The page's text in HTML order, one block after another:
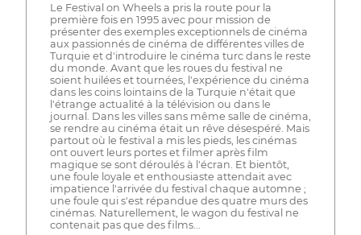
Le Festival on Wheels a pris la route pour la
première fois en 1995 avec pour mission de
présenter des exemples exceptionnels de cinéma
aux passionnés de cinéma de différentes villes de
Turquie et d'introduire le cinéma turc dans le reste
du monde. Avant que les roues du festival ne
soient huilées et tournées, l'expérience du cinéma
dans les coins lointains de la Turquie n'était que
l'étrange actualité à la télévision ou dans le
journal. Dans les villes sans même salle de cinéma,
se rendre au cinéma était un rêve désespéré. Mais
partout où le festival a mis les pieds, les cinémas
ont ouvert leurs portes et filmer après film
magique se sont déroulés à l'écran. Et bientôt,
une foule loyale et enthousiaste attendait avec
impatience l'arrivée du festival chaque automne ;
une foule qui s'est répandue des quatre murs des
cinémas. Naturellement, le wagon du festival ne
contenait pas que des films...